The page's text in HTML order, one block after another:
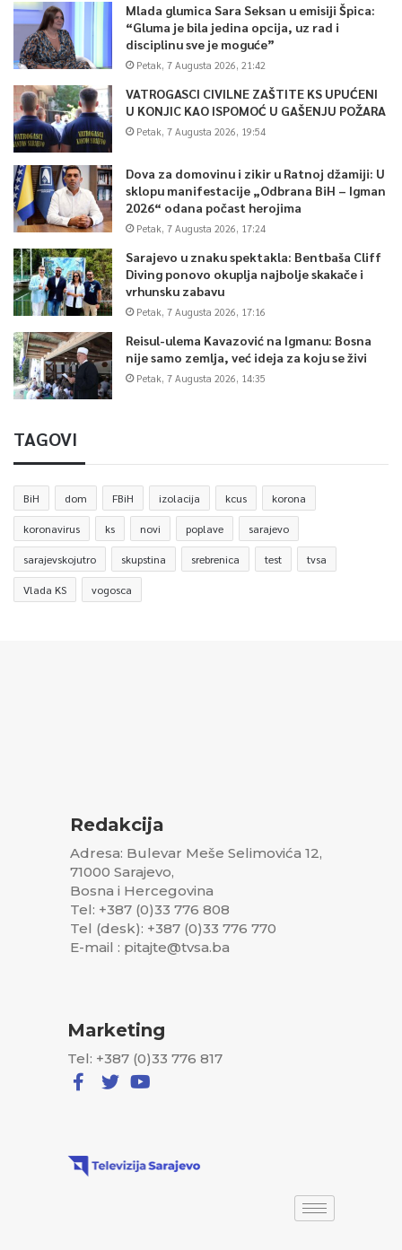
Mlada glumica Sara Seksan u emisiji Špica:
“Gluma je bila jedina opcija, uz rad i
disciplinu sve je moguće”
Petak, 7 Augusta 2026, 21:42
VATROGASCI CIVILNE ZAŠTITE KS UPUĆENI
U KONJIC KAO ISPOMOĆ U GAŠENJU POŽARA
Petak, 7 Augusta 2026, 19:54
Dova za domovinu i zikir u Ratnoj džamiji: U
sklopu manifestacije „Odbrana BiH – Igman
2026“ odana počast herojima
Petak, 7 Augusta 2026, 17:24
Sarajevo u znaku spektakla: Bentbaša Cliff
Diving ponovo okuplja najbolje skakače i
vrhunsku zabavu
Petak, 7 Augusta 2026, 17:16
Reisul-ulema Kavazović na Igmanu: Bosna
nije samo zemlja, već ideja za koju se živi
Petak, 7 Augusta 2026, 14:35
TAGOVI
BiH dom FBiH izolacija kcus korona
koronavirus ks novi poplave sarajevo
sarajevskojutro skupstina srebrenica test tvsa
Vlada KS vogosca
Redakcija
Adresa: Bulevar Meše Selimovića 12,
71000 Sarajevo,
Bosna i Hercegovina
Tel: +387 (0)33 776 808
Tel (desk): +387 (0)33 776 770
E-mail : pitajte@tvsa.ba
Marketing
Tel: +387 (0)33 776 817